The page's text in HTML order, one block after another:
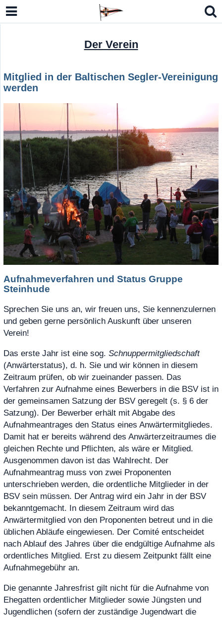
Kielzugvogel (LM-N)
Open Sharpie, Eintagsfliege 15er JK
7 / RS Aero 6
Masters Europe 2026
Der Verein
Mitglied in der Baltischen Segler-Vereinigung
werden
Aufnahmeverfahren und Status Gruppe
Steinhude
Sprechen Sie uns an, wir freuen uns, Sie kennenzulernen
und geben gerne persönlich Auskunft über unseren
Verein!
Das erste Jahr ist eine sog. Schnuppermitgliedschaft
(Anwärterstatus), d. h. Sie und wir können in diesem
Zeitraum prüfen, ob wir zueinander passen. Das
Verfahren zur Aufnahme eines Bewerbers in die BSV ist in
der gemeinsamen Satzung der BSV geregelt (s. § 6 der
Satzung). Der Bewerber erhält mit Abgabe des
Aufnahmeantrages den Status eines Anwärtermitgliedes.
Damit hat er bereits während des Anwärterzeitraumes die
gleichen Rechte und Pflichten, als wäre er Mitglied.
Ausgenommen davon ist das Wahlrecht. Der
Aufnahmeantrag muss von zwei Proponenten
unterschrieben werden, die ordentliche Mitglieder in der
BSV sein müssen. Der Antrag wird ein Jahr in der BSV
bekanntgemacht. In diesem Zeitraum wird das
Anwärtermitglied von den Proponenten betreut und in die
üblichen Abläufe eingewiesen. Der Comité entscheidet
nach Ablauf des Jahres über die endgültige Aufnahme als
ordentliches Mitglied. Erst zu diesem Zeitpunkt fällt eine
Aufnahmegebühr an.
Die genannte Jahresfrist gilt nicht für die Aufnahme von
Ehegatten ordentlicher Mitglieder sowie Jüngsten und
Jugendlichen (sofern der zuständige Jugendwart die